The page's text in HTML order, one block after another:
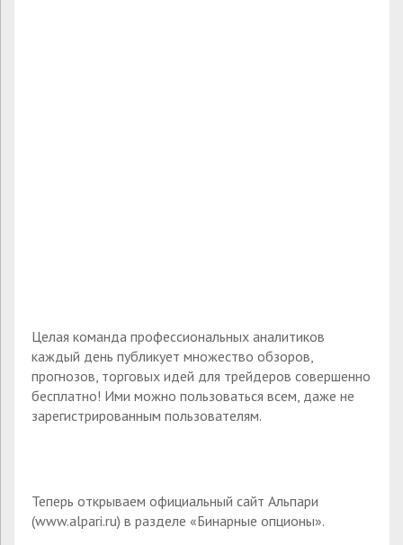
Целая команда профессиональных аналитиков
каждый день публикует множество обзоров,
прогнозов, торговых идей для трейдеров совершенно
бесплатно! Ими можно пользоваться всем, даже не
зарегистрированным пользователям.
Теперь открываем официальный сайт Альпари
(www.alpari.ru) в разделе «Бинарные опционы».